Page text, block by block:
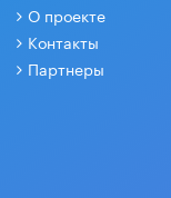
О проекте
Контакты
Партнеры